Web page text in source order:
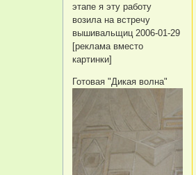
этапе я эту работу
возила на встречу
вышивальщиц 2006-01-29
[реклама вместо
картинки]
Готовая "Дикая волна"